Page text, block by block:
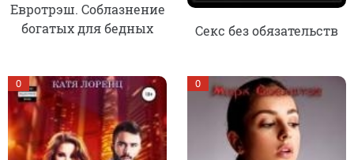
Евротрэш. Соблазнение
богатых для бедных
Секс без обязательств
0 0